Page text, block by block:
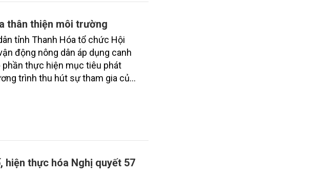
thân thiện môi trường
tỉnh Thanh Hóa tổ chức Hội
động nông dân áp dụng canh
thực hiện mục tiêu phát
trình thu hút sự tham gia của
hiện thực hóa Nghị quyết 57